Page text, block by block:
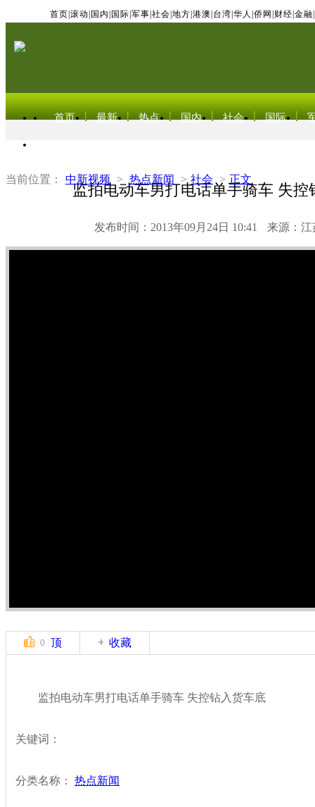
首页 滚动 国内 国际 军事 社会 地方 港澳 台湾 华人 侨网 财经 金融
首页 最新 热点 国内 社会 国际
当前位置： 中新视频 > 热点新闻 > 社会 > 正文
监拍电动车男打电话单手骑车 失控
发布时间：2013年09月24日 10:41 来源：江
0 顶 收藏
监拍电动车男打电话单手骑车 失控钻入货车底
关键词：
分类名称： 热点新闻